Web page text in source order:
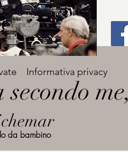
una delle font preferite dai
da leggere, viene
titoli e paragrafi.
Informativa privacy
da bambino